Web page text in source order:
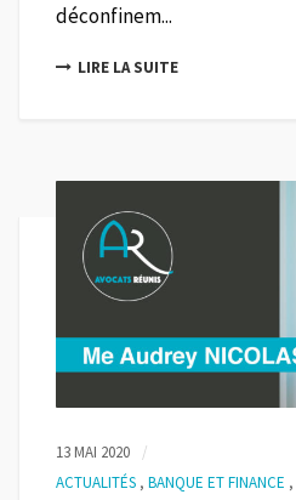
déconfinem...
LIRE LA SUITE
13 MAI 2020
ACTUALITÉS , BANQUE ET FINANCE ,